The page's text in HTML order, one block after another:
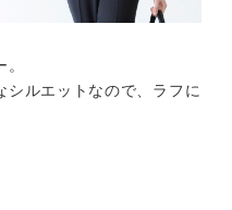
シルエットなので、ラフに